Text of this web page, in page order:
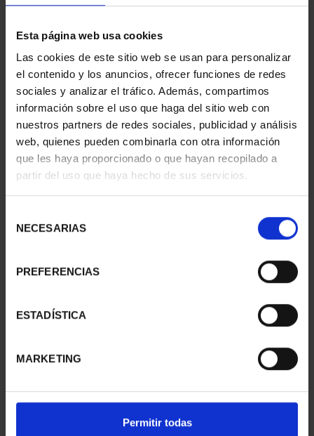
Esta página web usa cookies
Las cookies de este sitio web se usan para personalizar
el contenido y los anuncios, ofrecer funciones de redes
sociales y analizar el tráfico. Además, compartimos
información sobre el uso que haga del sitio web con
nuestros partners de redes sociales, publicidad y análisis
web, quienes pueden combinarla con otra información
que les haya proporcionado o que hayan recopilado a
partir del uso que haya hecho de sus servicios.
NECESARIAS
PREFERENCIAS
ESTADÍSTICA
MARKETING
Permitir todas
SUSCRIPCIÓN
CAPITALES DE
PROVINCIA 1
949,00 €
Sólo para usuarios
registrados
SUSCRIPCIÓN
CAPITALES DE
PROVINCIA 2
949,00 €
Sólo para usuarios
registrados
PROVINCIA 3
Sólo para usuarios
SUSCRIPCIÓN
CAPITALES DE
PROVINCIA 4
Sólo para usuarios